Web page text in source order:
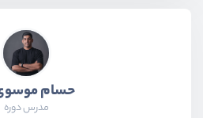
حسام
مدرس دوره